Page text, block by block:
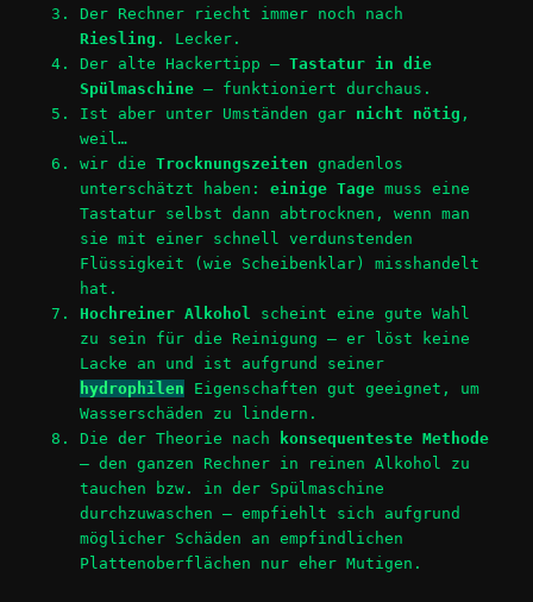
Der Rechner riecht immer noch nach
Riesling . Lecker.
Der alte Hackertipp – Tastatur in die
Spülmaschine– funktioniert durchaus.
Ist aber unter Umständen gar nicht nötig ,
weil…
wir die Trocknungszeiten gnadenlos
unterschätzt haben: einige Tagemuss eine
Tastatur selbst dann abtrocknen, wenn man
sie mit einer schnell verdunstenden
Flüssigkeit (wie Scheibenklar) misshandelt
hat.
Hochreiner Alkohol scheint eine gute Wahl
zu sein für die Reinigung – er löst keine
Lacke an und ist aufgrund seiner
hydrophilen Eigenschaften gut geeignet, um
Wasserschäden zu lindern.
Die der Theorie nach konsequenteste Methode
– den ganzen Rechner in reinen Alkohol zu
tauchen bzw. in der Spülmaschine
durchzuwaschen – empfiehlt sich aufgrund
möglicher Schäden an empfindlichen
Plattenoberflächen nur eher Mutigen.